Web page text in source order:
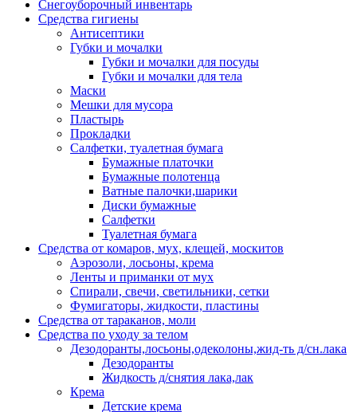
Снегоуборочный инвентарь
Средства гигиены
Антисептики
Губки и мочалки
Губки и мочалки для посуды
Губки и мочалки для тела
Маски
Мешки для мусора
Пластырь
Прокладки
Салфетки, туалетная бумага
Бумажные платочки
Бумажные полотенца
Ватные палочки,шарики
Диски бумажные
Салфетки
Туалетная бумага
Средства от комаров, мух, клещей, москитов
Аэрозоли, лосьоны, крема
Ленты и приманки от мух
Спирали, свечи, светильники, сетки
Фумигаторы, жидкости, пластины
Средства от тараканов, моли
Средства по уходу за телом
Дезодоранты,лосьоны,одеколоны,жид-ть д/сн.лака
Дезодоранты
Жидкость д/снятия лака,лак
Крема
Детские крема